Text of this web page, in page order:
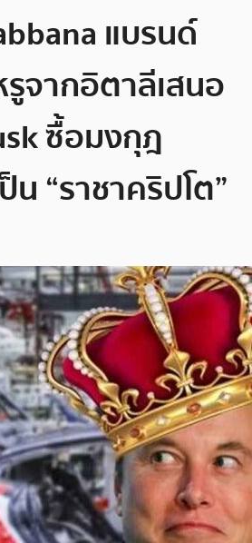
แบรนด์
จากอิตาลีเสนอ
ซื้อมงกุฎ
น “ราชาคริปโต”